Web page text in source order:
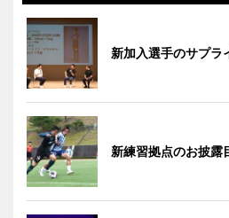
新加入選手のサプラ
新練習拠点のお披露